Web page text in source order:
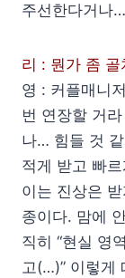
주선한다거나…
리 : 뭔가 좀 골
영 : 커플매니
번 연장할 거
나… 힘들 것
적게 받고 빠
이는 진상은
종이다. 맘에
직히 “현실 영
고(…)” 이렇게